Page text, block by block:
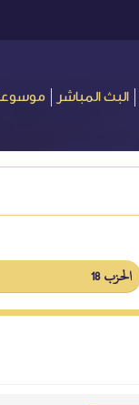
البث المباشر
الحزب 18